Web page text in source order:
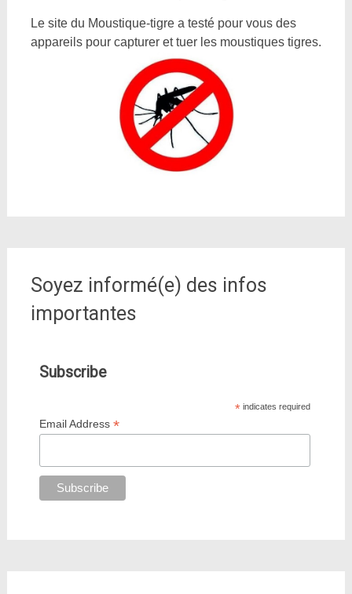
Le site du Moustique-tigre a testé pour vous des
appareils pour capturer et tuer les moustiques tigres.
Soyez informé(e) des infos
importantes
Subscribe
*indicates required
Email Address*